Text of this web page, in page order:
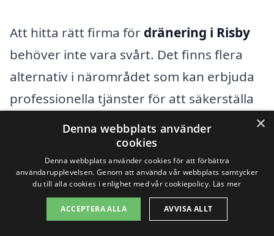
Att hitta rätt firma för dränering i Risby
behöver inte vara svårt. Det finns flera
alternativ i närområdet som kan erbjuda
professionella tjänster för att säkerställa
att din fastighet får den dränering den
behöver. Att ha en bra dräneringslösning
är avgörande för att skydda ditt hem från
fukt och vattenrelaterade skador.
Förutom i Risby kan du också överväga
×
Denna webbplats använder
cookies
Denna webbplats använder cookies för att förbättra
användarupplevelsen. Genom att använda vår webbplats samtycker
du till alla cookies i enlighet med vår cookiepolicy. Läs mer
ACCEPTERA ALLA AVVISA ALLT